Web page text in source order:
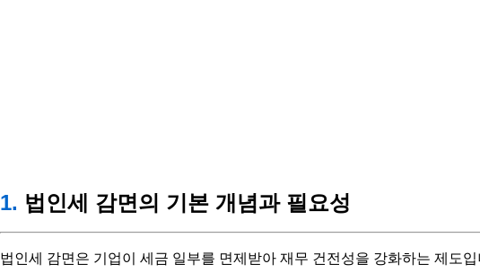
1. 법인세 감면의 기본 개념과 필요성
법인세 감면은 기업이 세금 일부를 면제받아 재무 건전성을 강화하는 제도